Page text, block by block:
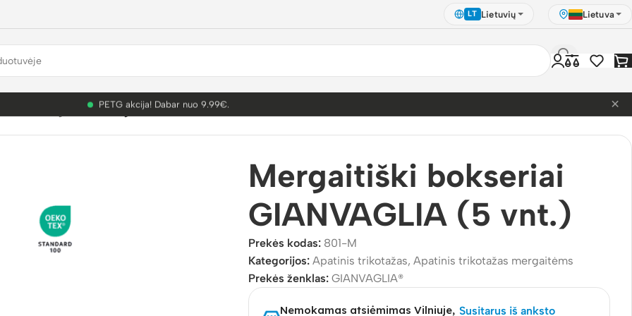
LT Lietuvių Lietuva
PETG akcija! Dabar nuo 9.99€. ×
mergaitėms / Mergaitiški bokseriai GIANVAGLIA (5 vnt.)
Mergaitiški bokseriai
GIANVAGLIA (5 vnt.)
Prekės kodas: 801-M
Kategorijos: Apatinis trikotažas, Apatinis trikotažas mergaitėms
Prekės ženklas:GIANVAGLIA®
Nemokamas atsiėmimas Vilniuje, Susitarus iš anksto